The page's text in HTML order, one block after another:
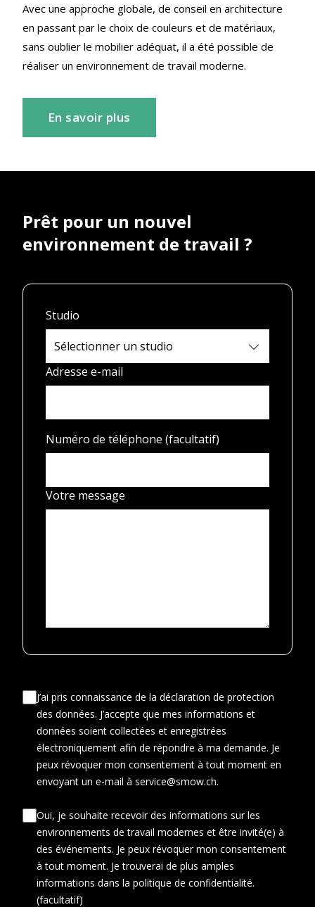
Avec une approche globale, de conseil en architecture
en passant par le choix de couleurs et de matériaux,
sans oublier le mobilier adéquat, il a été possible de
réaliser un environnement de travail moderne.
En savoir plus
Prêt pour un nouvel
environnement de travail ?
Studio
Adresse e-mail
Numéro de téléphone (facultatif)
Votre message
J’ai pris connaissance de la déclaration de protection
des données. J’accepte que mes informations et
données soient collectées et enregistrées
électroniquement afin de répondre à ma demande. Je
peux révoquer mon consentement à tout moment en
envoyant un e-mail à service@smow.ch.
Oui, je souhaite recevoir des informations sur les
environnements de travail modernes et être invité(e) à
des événements. Je peux révoquer mon consentement
à tout moment. Je trouverai de plus amples
informations dans la politique de confidentialité.
(facultatif)